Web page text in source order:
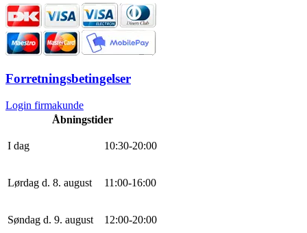
Forretningsbetingelser
Login firmakunde
Åbningstider
I dag 10:30-20:00
Lørdag d. 8. august 11 :00-16:00
Søndag d. 9. august 12:00-20:00